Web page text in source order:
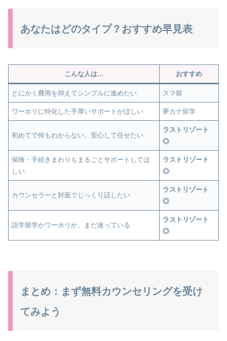
あなたはどのタイプ？おすすめ早見表
こんな人は… おすすめ
とにかく費用を抑えてシンプルに進めたい スマ留
ワーホリに特化した手厚いサポートがほしい 夢カナ留学
初めてで何もわからない、安心して任せたい
ラストリゾート
◎
保険・手続きまわりもまるごとサポートしてほ
しい
ラストリゾート
◎
カウンセラーと対面でじっくり話したい
ラストリゾート
◎
語学留学かワーホリか、まだ迷っている
ラストリゾート
◎
まとめ：まず無料カウンセリングを受け
てみよう